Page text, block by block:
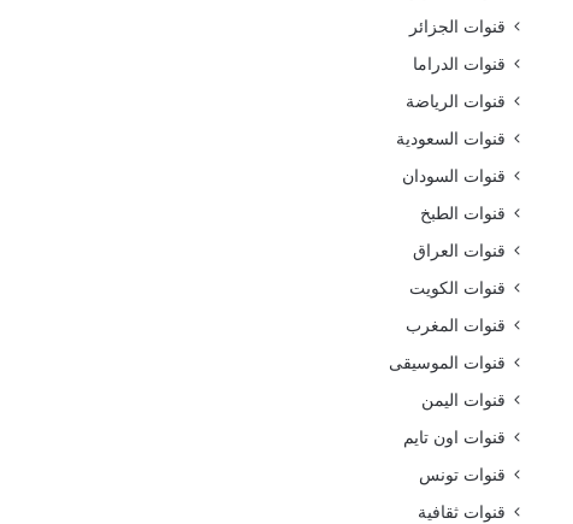
قنوات الجزائر
قنوات الدراما
قنوات الرياضة
قنوات السعودية
قنوات السودان
قنوات الطبخ
قنوات العراق
قنوات الكويت
قنوات المغرب
قنوات الموسيقى
قنوات اليمن
قنوات اون تايم
قنوات تونس
قنوات ثقافية